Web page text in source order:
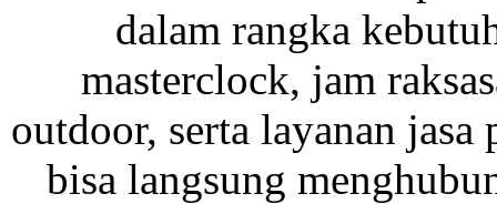
dalam rangka
masterclock, jam
outdoor, serta layanan
bisa langsung